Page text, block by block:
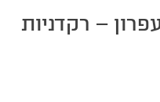
– רקדניות